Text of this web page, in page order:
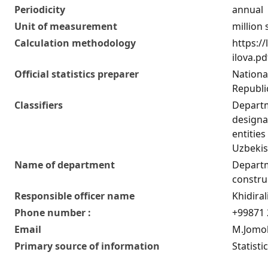
Periodicity
annual
Unit of measurement
million
Calculation methodology
https://
Official statistics preparer
Classifiers
entities
Name of department
Responsible officer name
Phone number :
+99871
Email
Primary source of information